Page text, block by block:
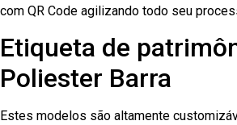
com QR Code agilizando todo seu
Etiqueta de
Poliester Barra
Estes modelos são altamente